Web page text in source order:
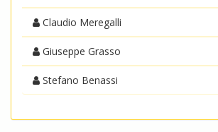
Claudio Meregalli
Giuseppe Grasso
Stefano Benassi